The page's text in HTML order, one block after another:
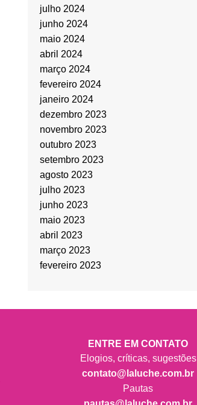
julho 2024
junho 2024
maio 2024
abril 2024
março 2024
fevereiro 2024
janeiro 2024
dezembro 2023
novembro 2023
outubro 2023
setembro 2023
agosto 2023
julho 2023
junho 2023
maio 2023
abril 2023
março 2023
fevereiro 2023
ENTRE EM CONTATO
Elogios, críticas, sugestões
contato@laluche.com.br
Pautas